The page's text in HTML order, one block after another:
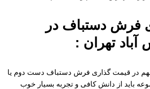
فرش دستباف در
تهران :
در قیمت گذاری فرش دستباف دست دوم یا
باید از دانش کافی و تجربه بسیار خوب